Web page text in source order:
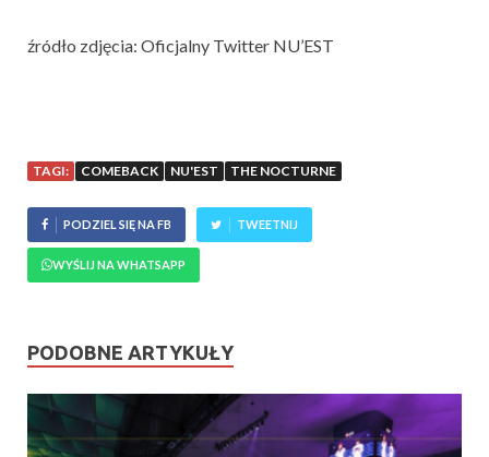
źródło zdjęcia: Oficjalny Twitter NU’EST
TAGI: COMEBACK NU'EST THE NOCTURNE
PODZIEL SIĘ NA FB TWEETNIJ
WYŚLIJ NA WHATSAPP
PODOBNE ARTYKUŁY